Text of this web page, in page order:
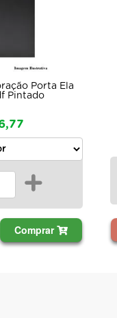
Decorativa
Cerveja Frase Esconde
R$ 17,99
-
BoOoOra Ver!